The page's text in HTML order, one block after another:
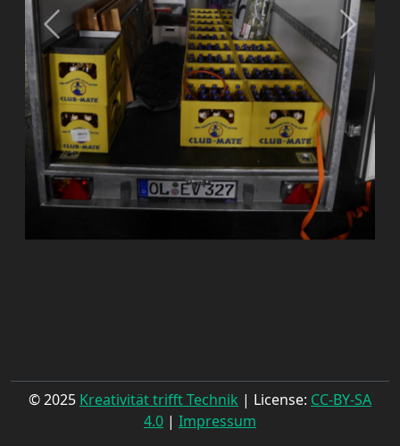
© 2025 Kreativität trifft Technik | License: CC-BY-SA
4.0 | Impressum